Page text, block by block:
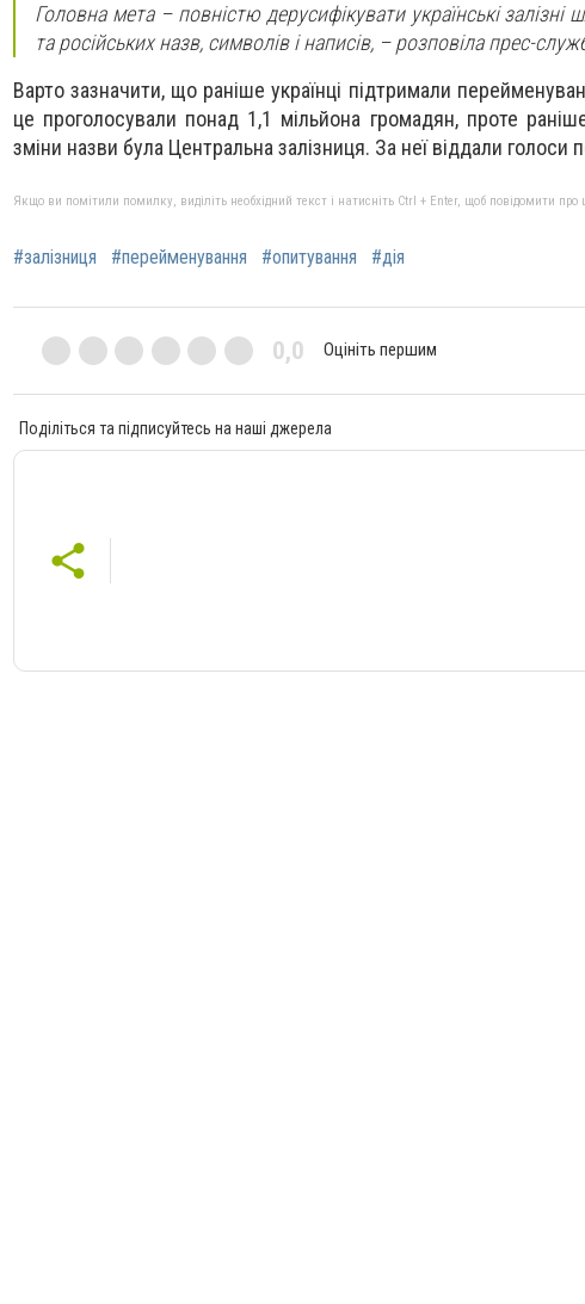
Головна мета – повністю дерусифікувати українські
та російських назв, символів і написів, – розповіла прес-
Варто зазначити, що раніше українці підтримали
це проголосували понад 1,1 мільйона громадян, проте
зміни назви була Центральна залізниця. За неї віддали голоси
Якщо ви помітили помилку, виділіть необхідний текст і натисніть Ctrl + Enter, щоб повідомити про
#залізниця #перейменування #опитування #дія
0,0 Оцініть першим
Поділіться та підписуйтесь на наші джерела